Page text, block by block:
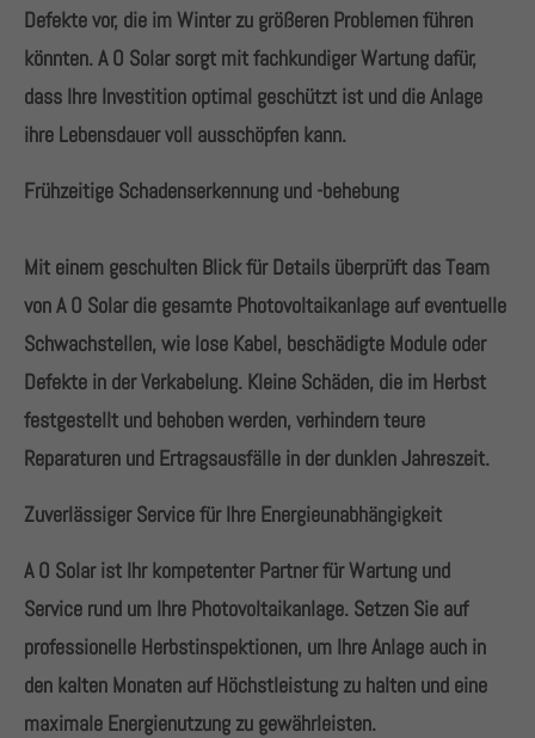
Defekte vor, die im Winter zu größeren Problemen führen
könnten. A O Solar sorgt mit fachkundiger Wartung dafür,
dass Ihre Investition optimal geschützt ist und die Anlage
ihre Lebensdauer voll ausschöpfen kann.
Frühzeitige Schadenserkennung und -behebung
Mit einem geschulten Blick für Details überprüft das Team
von A O Solar die gesamte Photovoltaikanlage auf eventuelle
Schwachstellen, wie lose Kabel, beschädigte Module oder
Defekte in der Verkabelung. Kleine Schäden, die im Herbst
festgestellt und behoben werden, verhindern teure
Reparaturen und Ertragsausfälle in der dunklen Jahreszeit.
Zuverlässiger Service für Ihre Energieunabhängigkeit
A O Solar ist Ihr kompetenter Partner für Wartung und
Service rund um Ihre Photovoltaikanlage. Setzen Sie auf
professionelle Herbstinspektionen, um Ihre Anlage auch in
den kalten Monaten auf Höchstleistung zu halten und eine
maximale Energienutzung zu gewährleisten.